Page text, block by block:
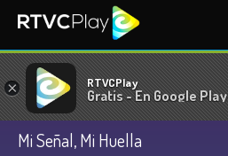
× RTVCPlay
Gratis - En Google Play
Mi Señal, Mi Huella